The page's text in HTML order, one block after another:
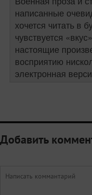
написанные
хочется читать в
чувствуется
настоящие
восприятию
электронная
Добавить